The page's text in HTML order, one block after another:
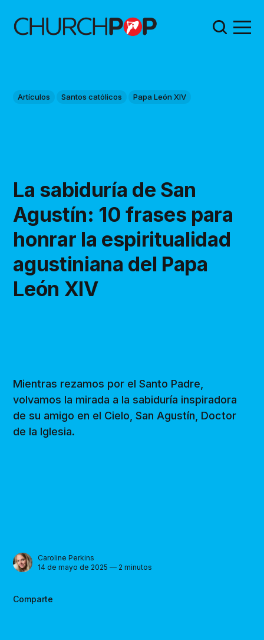
Artículos Santos católicos Papa León XIV
La sabiduría de San
Agustín: 10 frases para
honrar la espiritualidad
agustiniana del Papa
León XIV
Mientras rezamos por el Santo Padre,
volvamos la mirada a la sabiduría inspiradora
de su amigo en el Cielo, San Agustín, Doctor
de la Iglesia.
Caroline Perkins
14 de mayo de 2025 — 2 minutos
Comparte